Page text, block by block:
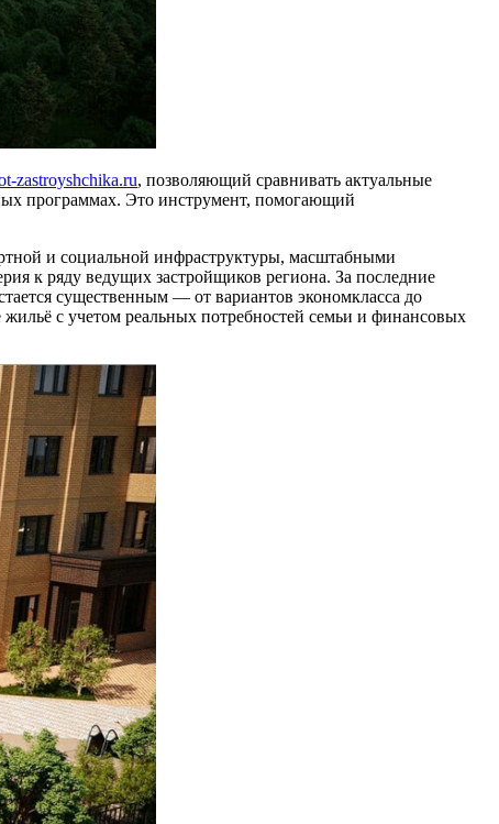
zastroyshchika.ru, позволяющий сравнивать актуальные
программах. Это инструмент, помогающий
и социальной инфраструктуры, масштабными
к ряду ведущих застройщиков региона. За последние
существенным — от вариантов экономкласса до
с учетом реальных потребностей семьи и финансовых